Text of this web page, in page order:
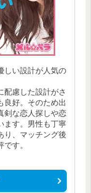
しい設計が人気の
配慮した設計がさ
良好。そのため出
剣な恋人探しや恋
ます。男性も丁寧
り、マッチング後
す。